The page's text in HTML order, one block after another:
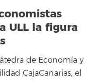
ULL la figura
de Economía y
CajaCanarias, el